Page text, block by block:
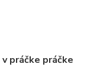
v práčke práčke